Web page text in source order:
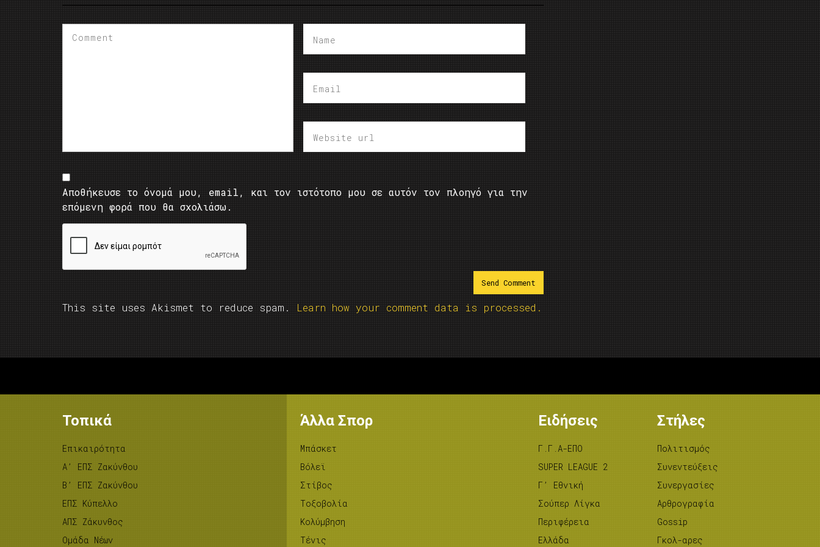
Αποθήκευσε το όνομά μου, email, και τον ιστότοπο μου σε αυτόν τον πλοηγό για την
επόμενη φορά που θα σχολιάσω.
This site uses Akismet to reduce spam. Learn how your comment data is processed.
Τοπικά
Επικαιρότητα
A’ ΕΠΣ Ζακύνθου
B’ ΕΠΣ Ζακύνθου
ΕΠΣ Κύπελλο
ΑΠΣ Ζάκυνθος
Ομάδα Νέων
Άλλα Σπορ
Μπάσκετ
Βόλεϊ
Στίβος
Tοξοβολία
Κολύμβηση
Τένις
Ειδήσεις
Γ.Γ.Α-ΕΠΟ
SUPER LEAGUE 2
Γ’ Εθνική
Σούπερ Λίγκα
Περιφέρεια
Ελλάδα
Στήλες
Πολιτισμός
Συνεντεύξεις
Συνεργασίες
Αρθρογραφία
Gossip
Γκολ-αρες